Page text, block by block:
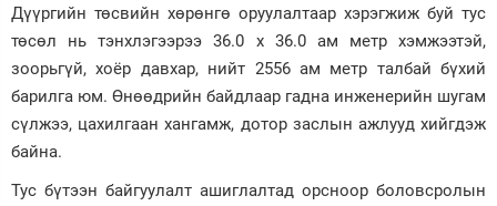
Дүүргийн төсвийн хөрөнгө оруулалтаар хэрэгжиж буй тус
төсөл нь тэнхлэгээрээ 36.0 х 36.0 ам метр хэмжээтэй,
зоорьгүй, хоёр давхар, нийт 2556 ам метр талбай бүхий
барилга юм. Өнөөдрийн байдлаар гадна инженерийн шугам
сүлжээ, цахилгаан хангамж, дотор заслын ажлууд хийгдэж
байна.
Тус бүтээн байгуулалт ашиглалтад орсноор боловсролын